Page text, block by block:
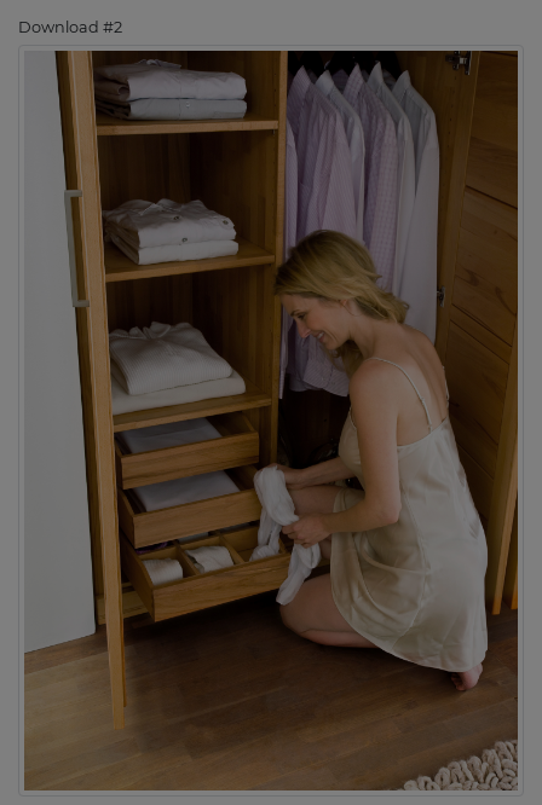
Download #2